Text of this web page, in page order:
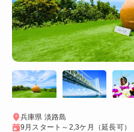
兵庫県 淡路島
9月スタート～2,3ケ月（延長可）